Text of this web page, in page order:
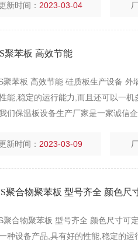
新时间： 2023-03-04
聚苯板 高效节能
聚苯板 高效节能 硅质板生产设备
能,稳定的运行能力,而且还可以一机多
们保温板设备生产厂家是一家诚信企
新时间： 2023-03-09
聚合物聚苯板 型号齐全 颜色尺
聚合物聚苯板 型号齐全 颜色尺寸可
种设备产品,具有好的性能,稳定的运行